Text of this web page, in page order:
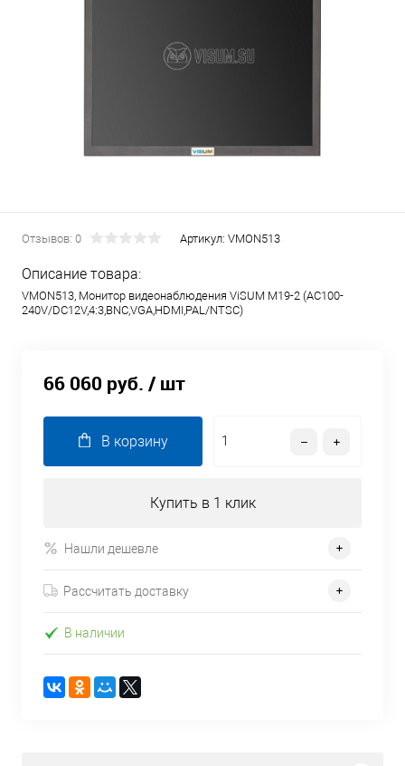
Отзывов: 0 Артикул: VMON513
Описание товара:
VMON513, Монитор видеонаблюдения ViSUM M19-2 (AC100-
240V/DC12V,4:3,BNC,VGA,HDMI,PAL/NTSC)
66 060 руб. / шт
В корзину
Купить в 1 клик
Нашли дешевле
Рассчитать доставку
В наличии